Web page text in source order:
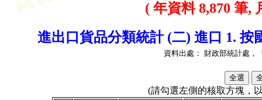
( 年資料 8,870 筆,
進出口貨品分類統計 (二) 進口 1. 按
資料出處： 財政部統計處，
(請勾選左側的核取方塊，